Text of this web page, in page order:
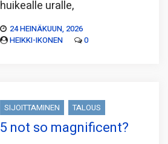
huikealle uralle,
24 HEINÄKUUN, 2026
HEIKKI-IKONEN
0
SIJOITTAMINEN TALOUS
5 not so magnificent?